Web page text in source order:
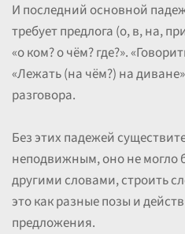
И последний основной
требует предлога (о, в, на,
«о ком? о чём? где?».
«Лежать (на чём?) на
разговора.
Без этих падежей
неподвижным, оно не могло
другими словами, строить
это как разные позы и
предложения.